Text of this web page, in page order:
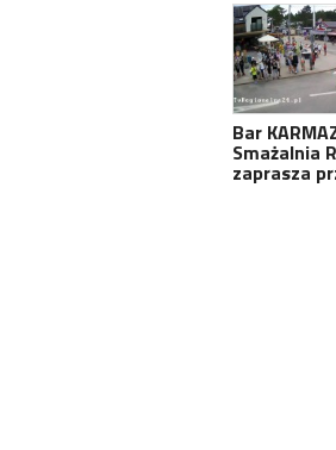
Bar
Smażalnia
zaprasza